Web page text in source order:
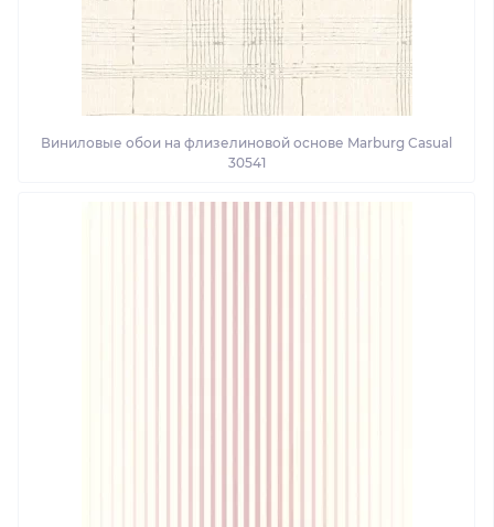
Виниловые обои на флизелиновой основе Marburg Casual
30541